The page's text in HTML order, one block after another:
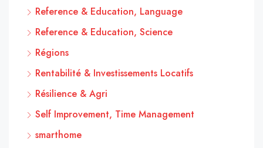
Reference & Education, Language
Reference & Education, Science
Régions
Rentabilité & Investissements Locatifs
Résilience & Agri
Self Improvement, Time Management
smarthome